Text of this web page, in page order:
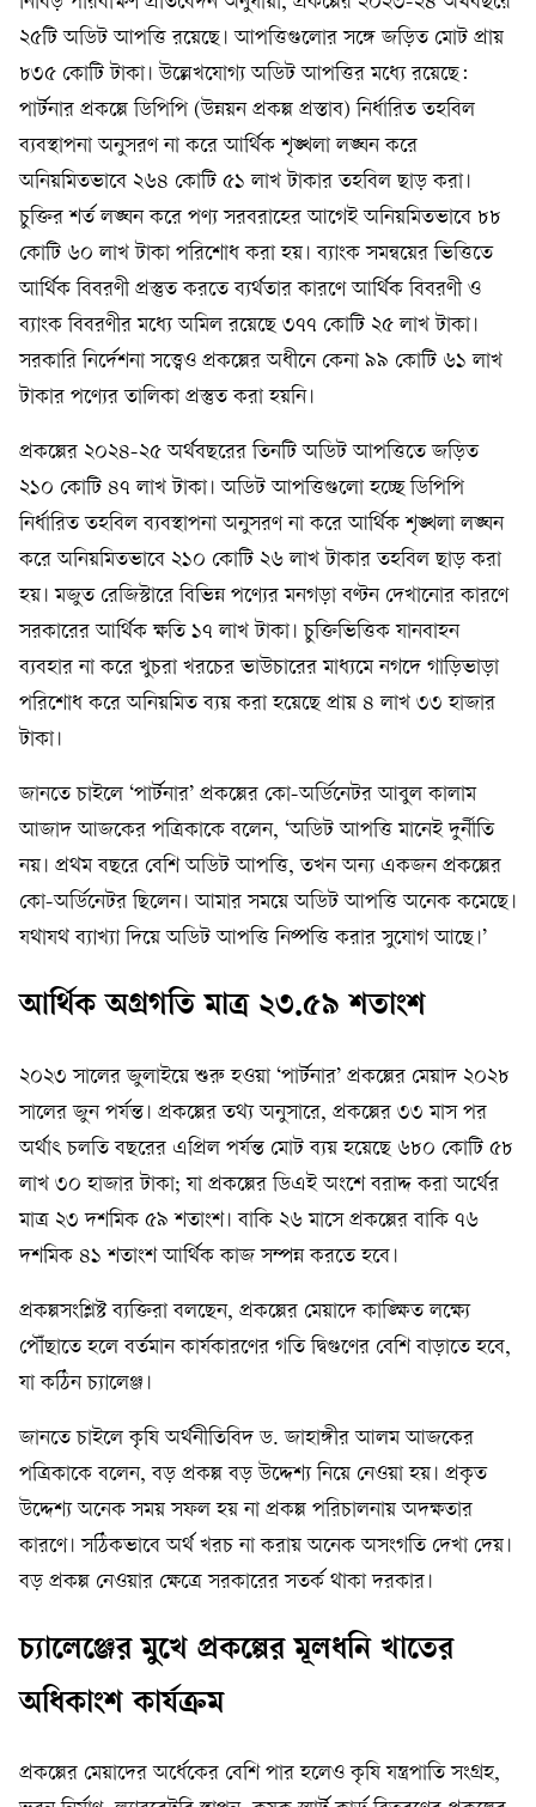
২৫টি অডিট আপত্তি রয়েছে। আপত্তিগুলোর সঙ্গে জড়িত মোট প্রায়
৮৩৫ কোটি টাকা। উল্লেখযোগ্য অডিট আপত্তির মধ্যে রয়েছে:
পার্টনার প্রকল্পে ডিপিপি (উন্নয়ন প্রকল্প প্রস্তাব) নির্ধারিত তহবিল
ব্যবস্থাপনা অনুসরণ না করে আর্থিক শৃঙ্খলা লঙ্ঘন করে
অনিয়মিতভাবে ২৬৪ কোটি ৫১ লাখ টাকার তহবিল ছাড় করা।
চুক্তির শর্ত লঙ্ঘন করে পণ্য সরবরাহের আগেই অনিয়মিতভাবে ৮৮
কোটি ৬০ লাখ টাকা পরিশোধ করা হয়। ব্যাংক সমন্বয়ের ভিত্তিতে
আর্থিক বিবরণী প্রস্তুত করতে ব্যর্থতার কারণে আর্থিক বিবরণী ও
ব্যাংক বিবরণীর মধ্যে অমিল রয়েছে ৩৭৭ কোটি ২৫ লাখ টাকা।
সরকারি নির্দেশনা সত্ত্বেও প্রকল্পের অধীনে কেনা ৯৯ কোটি ৬১ লাখ
টাকার পণ্যের তালিকা প্রস্তুত করা হয়নি।
প্রকল্পের ২০২৪-২৫ অর্থবছরের তিনটি অডিট আপত্তিতে জড়িত
২১০ কোটি ৪৭ লাখ টাকা। অডিট আপত্তিগুলো হচ্ছে ডিপিপি
নির্ধারিত তহবিল ব্যবস্থাপনা অনুসরণ না করে আর্থিক শৃঙ্খলা লঙ্ঘন
করে অনিয়মিতভাবে ২১০ কোটি ২৬ লাখ টাকার তহবিল ছাড় করা
হয়। মজুত রেজিস্টারে বিভিন্ন পণ্যের মনগড়া বণ্টন দেখানোর কারণে
সরকারের আর্থিক ক্ষতি ১৭ লাখ টাকা। চুক্তিভিত্তিক যানবাহন
ব্যবহার না করে খুচরা খরচের ভাউচারের মাধ্যমে নগদে গাড়িভাড়া
পরিশোধ করে অনিয়মিত ব্যয় করা হয়েছে প্রায় ৪ লাখ ৩৩ হাজার
টাকা।
জানতে চাইলে ‘পার্টনার’ প্রকল্পের কো-অর্ডিনেটর আবুল কালাম
আজাদ আজকের পত্রিকাকে বলেন, ‘অডিট আপত্তি মানেই দুর্নীতি
নয়। প্রথম বছরে বেশি অডিট আপত্তি, তখন অন্য একজন প্রকল্পের
কো-অর্ডিনেটর ছিলেন। আমার সময়ে অডিট আপত্তি অনেক কমেছে।
যথাযথ ব্যাখ্যা দিয়ে অডিট আপত্তি নিষ্পত্তি করার সুযোগ আছে।’
আর্থিক অগ্রগতি মাত্র ২৩.৫৯ শতাংশ
২০২৩ সালের জুলাইয়ে শুরু হওয়া ‘পার্টনার’ প্রকল্পের মেয়াদ ২০২৮
সালের জুন পর্যন্ত। প্রকল্পের তথ্য অনুসারে, প্রকল্পের ৩৩ মাস পর
অর্থাৎ চলতি বছরের এপ্রিল পর্যন্ত মোট ব্যয় হয়েছে ৬৮০ কোটি ৫৮
লাখ ৩০ হাজার টাকা; যা প্রকল্পের ডিএই অংশে বরাদ্দ করা অর্থের
মাত্র ২৩ দশমিক ৫৯ শতাংশ। বাকি ২৬ মাসে প্রকল্পের বাকি ৭৬
দশমিক ৪১ শতাংশ আর্থিক কাজ সম্পন্ন করতে হবে।
প্রকল্পসংশ্লিষ্ট ব্যক্তিরা বলছেন, প্রকল্পের মেয়াদে কাঙ্ক্ষিত লক্ষ্যে
পৌঁছাতে হলে বর্তমান কার্যকারণের গতি দ্বিগুণের বেশি বাড়াতে হবে,
যা কঠিন চ্যালেঞ্জ।
জানতে চাইলে কৃষি অর্থনীতিবিদ ড. জাহাঙ্গীর আলম আজকের
পত্রিকাকে বলেন, বড় প্রকল্প বড় উদ্দেশ্য নিয়ে নেওয়া হয়। প্রকৃত
উদ্দেশ্য অনেক সময় সফল হয় না প্রকল্প পরিচালনায় অদক্ষতার
কারণে। সঠিকভাবে অর্থ খরচ না করায় অনেক অসংগতি দেখা দেয়।
বড় প্রকল্প নেওয়ার ক্ষেত্রে সরকারের সতর্ক থাকা দরকার।
চ্যালেঞ্জের মুখে প্রকল্পের মূলধনি খাতের
অধিকাংশ কার্যক্রম
প্রকল্পের মেয়াদের অর্ধেকের বেশি পার হলেও কৃষি যন্ত্রপাতি সংগ্রহ,